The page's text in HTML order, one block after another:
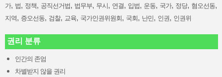
가, 법, 정책, 공직선거법, 법무부, 무시, 연결, 입법, 운동, 국가, 정당, 혐오선동,
지역, 증오선동, 검찰, 교육, 국가인권위원회, 국회, 난민, 인권, 인권위
권리 분류
인간의 존엄
차별받지 않을 권리